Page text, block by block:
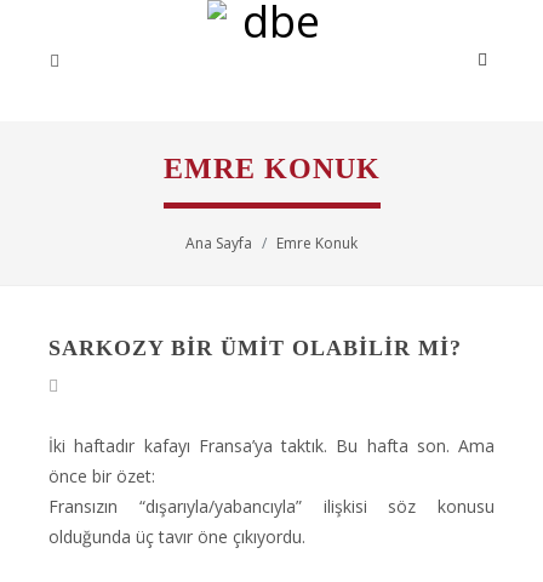
EMRE KONUK
Ana Sayfa Emre Konuk
SARKOZY BIR ÜMIT OLABILIR MI?
İki haftadır kafayı Fransa’ya taktık. Bu hafta son. Ama
önce bir özet:
Fransızın “dışarıyla/yabancıyla” ilişkisi söz konusu
olduğunda üç tavır öne çıkıyordu.